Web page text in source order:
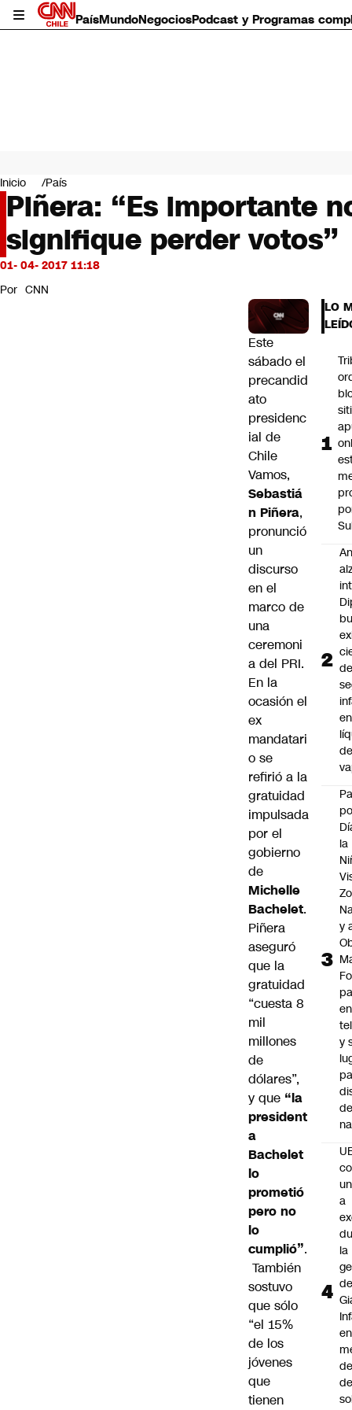
PaísMundoNegociosPodcast y Programas
Mundo
Negocios
Deportes
Programas completos
Cultura
Servicios
Bits
CNN Data
Inicio País
Piñera: “Es importante
signifique perder votos”
01- 04- 2017 11:18
Por CNN
Este
sábado el
precandid
ato
presidenc
ial de
Chile
Vamos,
Sebastiá
n Piñera,
pronunció
un
discurso
en el
marco de
una
ceremoni
a del PRI.
En la
ocasión el
ex
mandatari
o se
refirió a la
gratuidad
impulsada
por el
gobierno
de
Michelle
Bachelet.
Piñera
aseguró
que la
gratuidad
“cuesta 8
mil
millones
de
dólares”,
y que “la
president
a
Bachelet
lo
prometió
pero no
lo
cumplió”.
También
sostuvo
que sólo
“el 15%
de los
jóvenes
que
tienen
LO
de
en
de
la
y
en
y
a
la
de
en
de